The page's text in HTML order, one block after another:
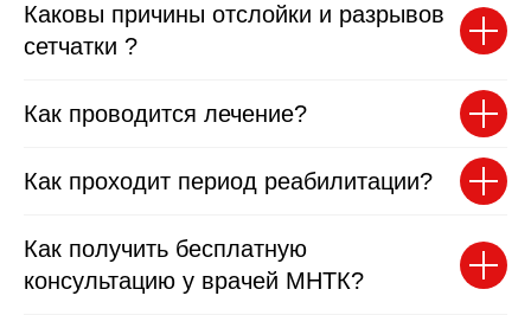
Каковы причины отслойки и разрывов
сетчатки ?
Как проводится лечение?
Как проходит период реабилитации?
Как получить бесплатную
консультацию у врачей МНТК?